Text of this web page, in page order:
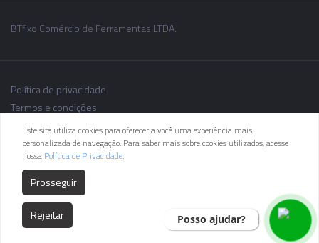
BTfixo Comércio de Ferramentas LTDA.
Política de privacidade
Termos e condições
As informações dos produtos podem sofrer alterações sem aviso
prévio.
Posso ajudar?
Este site utiliza cookies para oferecer a você uma experiência mais
personalizada de navegação. Para saber mais sobre cookies utilizados, acesse
nossa Política de Privacidade.
Prosseguir
Rejeitar